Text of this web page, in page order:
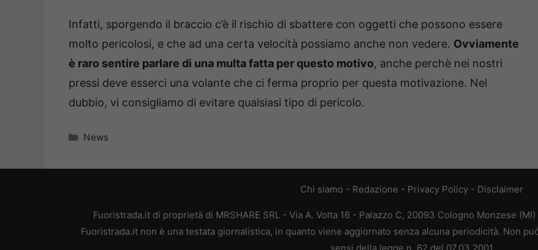
Infatti, sporgendo il braccio c’è il rischio di sbattere con oggetti che possono essere
molto pericolosi, e che ad una certa velocità possiamo anche non vedere. Ovviamente
è raro sentire parlare di una multa fatta per questo motivo, anche perchè nei nostri
pressi deve esserci una volante che ci ferma proprio per questa motivazione. Nel
dubbio, vi consigliamo di evitare qualsiasi tipo di pericolo.
Categorie
News
Chi siamo - Redazione - Privacy Policy - Disclaimer
Fuoristrada.it di proprietà di MRSHARE SRL - Via A. Volta 16 - Palazzo C, 20093 Cologno Monzese
Fuoristrada.it non è una testata giornalistica, in quanto viene aggiornato senza alcuna periodicità. Non